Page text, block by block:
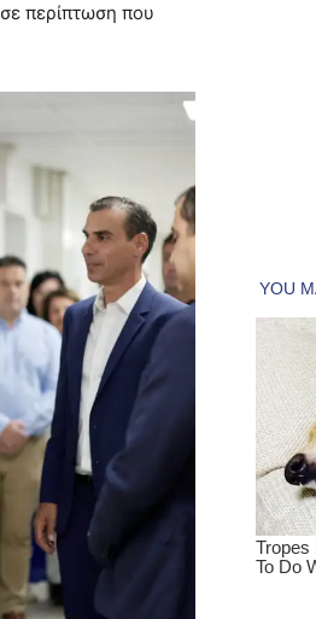
σε περίπτωση που